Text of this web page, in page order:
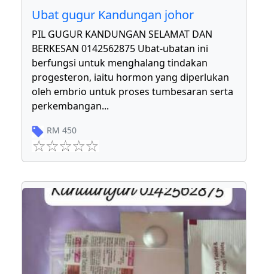
Ubat gugur Kandungan johor
PIL GUGUR KANDUNGAN SELAMAT DAN
BERKESAN 0142562875 Ubat-ubatan ini
berfungsi untuk menghalang tindakan
progesteron, iaitu hormon yang diperlukan
oleh embrio untuk proses tumbesaran serta
perkembangan...
RM 450